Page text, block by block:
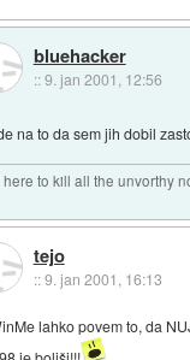
bluehacker
::9. jan 2001, 12:56
na to da sem jih dobil
here to kill all the unvorthy
tejo
::9. jan 2001, 16:13
lahko povem to, da